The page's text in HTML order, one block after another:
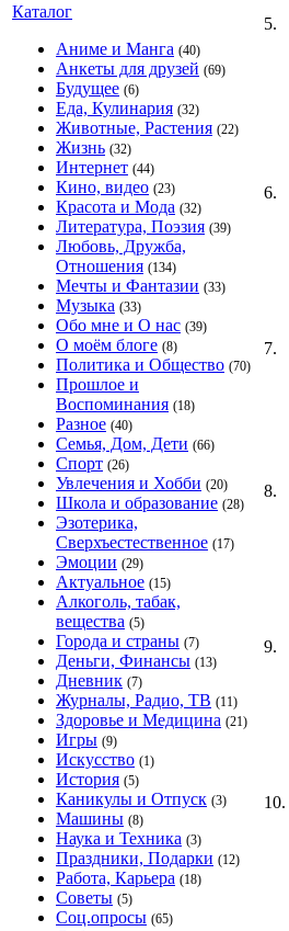
Каталог
Аниме и Манга (40)
Анкеты для друзей (69)
Будущее (6)
Еда, Кулинария (32)
Животные, Растения (22)
Жизнь (32)
Интернет (44)
Кино, видео (23)
Красота и Мода (32)
Литература, Поэзия (39)
Любовь, Дружба,
Отношения (134)
Мечты и Фантазии (33)
Музыка (33)
Обо мне и О нас (39)
О моём блоге (8)
Политика и Общество (70)
Прошлое и
Воспоминания (18)
Разное (40)
Семья, Дом, Дети (66)
Спорт (26)
Увлечения и Хобби (20)
Школа и образование (28)
Эзотерика,
Сверхъестественное (17)
Эмоции (29)
Актуальное (15)
Алкоголь, табак,
вещества (5)
Города и страны (7)
Деньги, Финансы (13)
Дневник (7)
Журналы, Радио, ТВ (11)
Здоровье и Медицина (21)
Игры (9)
Искусство (1)
История (5)
Каникулы и Отпуск (3)
Машины (8)
Наука и Техника (3)
Праздники, Подарки (12)
Работа, Карьера (18)
Советы (5)
Соц.опросы (65)
5.
6.
7.
8.
9.
10.